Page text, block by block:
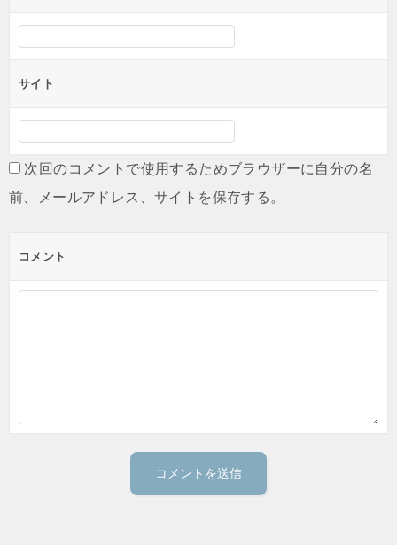
サイト
次回のコメントで使用するためブラウザーに自分の名
前、メールアドレス、サイトを保存する。
コメント